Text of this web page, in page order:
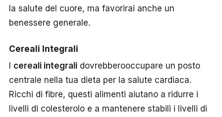
la salute del cuore, ma favorirai anche un
benessere generale.
Cereali Integrali
I cereali integralidovrebberooccupare un posto
centrale nella tua dieta per la salute cardiaca.
Ricchi di fibre, questi alimenti aiutano a ridurre i
livelli di colesterolo e a mantenere stabili i livelli di